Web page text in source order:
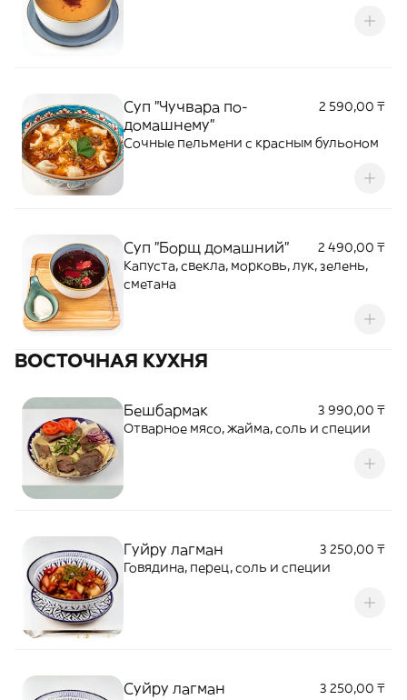
Суп "Чучвара по-
домашнему"
2 590,00 ₸
Сочные пельмени с красным бульоном
Суп "Борщ домашний"
2 490,00 ₸
Капуста, свекла, морковь, лук, зелень,
сметана
ВОСТОЧНАЯ КУХНЯ
Бешбармак
3 990,00 ₸
Отварное мясо, жайма, соль и специи
Гуйру лагман
3 250,00 ₸
Говядина, перец, соль и специи
Суйру лагман
3 250,00 ₸